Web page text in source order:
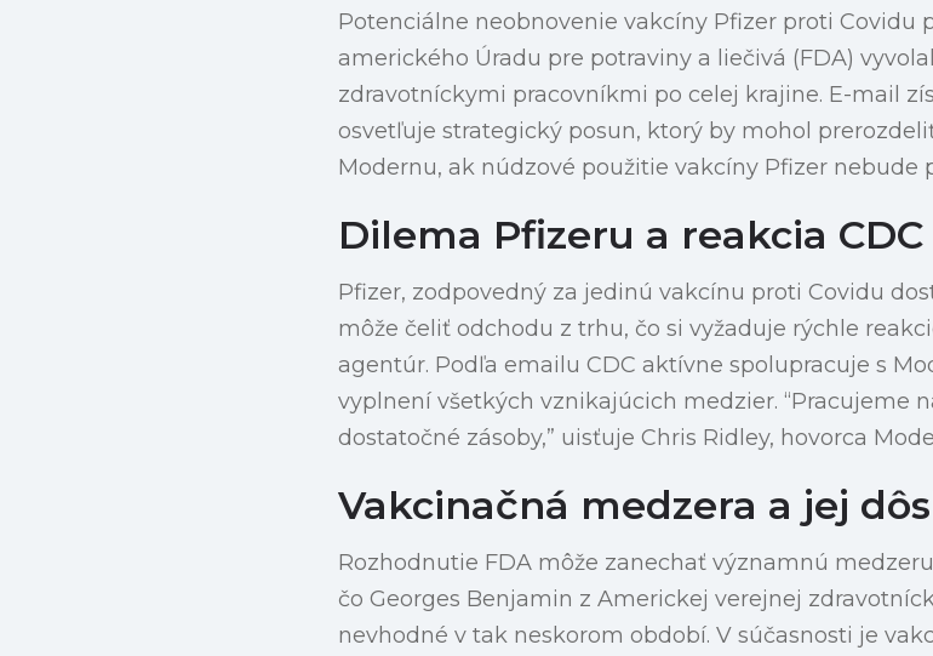
Potenciálne neobnovenie vakcíny Pfizer proti Covidu
amerického Úradu pre potraviny a liečivá (FDA)
zdravotníckymi pracovníkmi po celej krajine. E-mail
osvetľuje strategický posun, ktorý by mohol
Modernu, ak núdzové použitie vakcíny Pfizer nebude
Dilema Pfizeru a reakcia CDC
Pfizer, zodpovedný za jedinú vakcínu proti Covidu
môže čeliť odchodu z trhu, čo si vyžaduje rýchle
agentúr. Podľa emailu CDC aktívne spolupracuje s
vyplnení všetkých vznikajúcich medzier. “Pracujeme
dostatočné zásoby,” uisťuje Chris Ridley, hovorca
Vakcinačná medzera a jej
Rozhodnutie FDA môže zanechať významnú
čo Georges Benjamin z Americkej verejnej
nevhodné v tak neskorom období. V súčasnosti je